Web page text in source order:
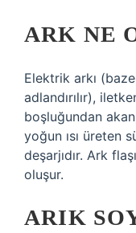
ARK NE
Elektrik arkı
adlandırılır),
boşluğundan
yoğun ısı üreten
deşarjıdır. Ark
oluşur.
ARIK